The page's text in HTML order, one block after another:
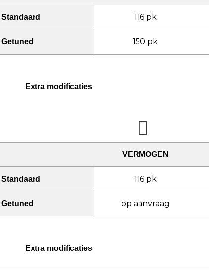
Standaard 116 pk
Getuned 150 pk
Extra modificaties
VERMOGEN
Standaard 116 pk
Getuned op aanvraag
Extra modificaties